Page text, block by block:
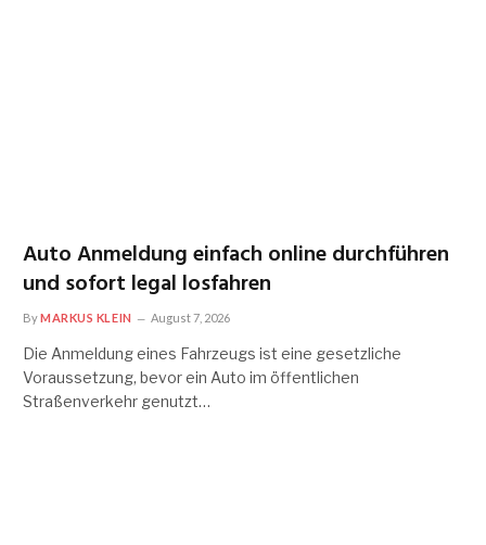
Auto Anmeldung einfach online durchführen
und sofort legal losfahren
ByMARKUS KLEIN August 7, 2026
Die Anmeldung eines Fahrzeugs ist eine gesetzliche
Voraussetzung, bevor ein Auto im öffentlichen
Straßenverkehr genutzt…